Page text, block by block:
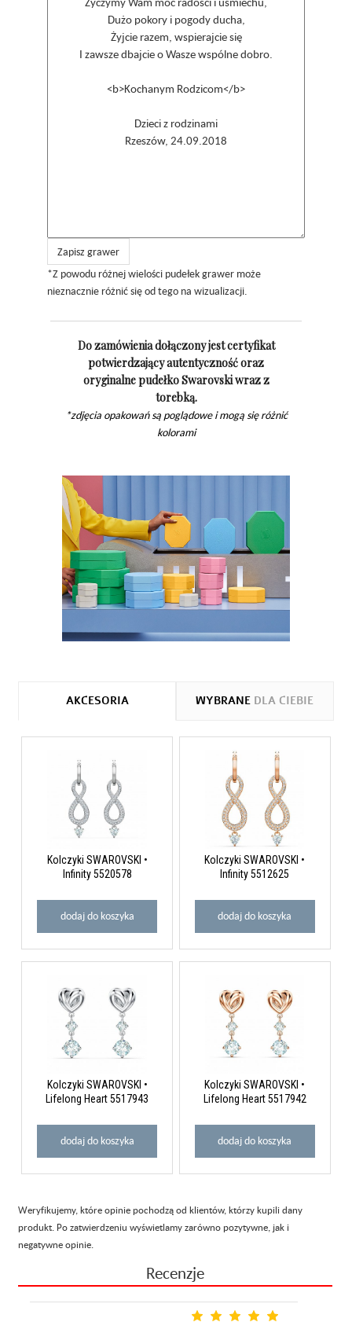
Zapisz grawer
*Z powodu różnej wielości pudełek grawer może
nieznacznie różnić się od tego na wizualizacji.
Do zamówienia dołączony jest certyfikat
potwierdzający autentyczność oraz
oryginalne pudełko Swarovski wraz z
torebką.
*zdjęcia opakowań są poglądowe i mogą się różnić
kolorami
AKCESORIA WYBRANE DLA CIEBIE
Kolczyki SWAROVSKI •
Infinity 5520578
dodaj do koszyka
Kolczyki SWAROVSKI •
Infinity 5512625
dodaj do koszyka
Kolczyki SWAROVSKI •
Lifelong Heart 5517943
dodaj do koszyka
Kolczyki SWAROVSKI •
Lifelong Heart 5517942
dodaj do koszyka
Weryfikujemy, które opinie pochodzą od klientów, którzy kupili dany
produkt. Po zatwierdzeniu wyświetlamy zarówno pozytywne, jak i
negatywne opinie.
Recenzje